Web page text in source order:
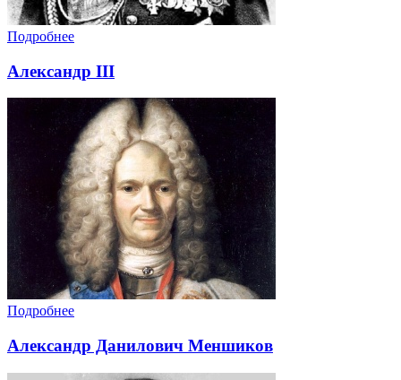
Подробнее
Александр III
Подробнее
Александр Данилович Меншиков